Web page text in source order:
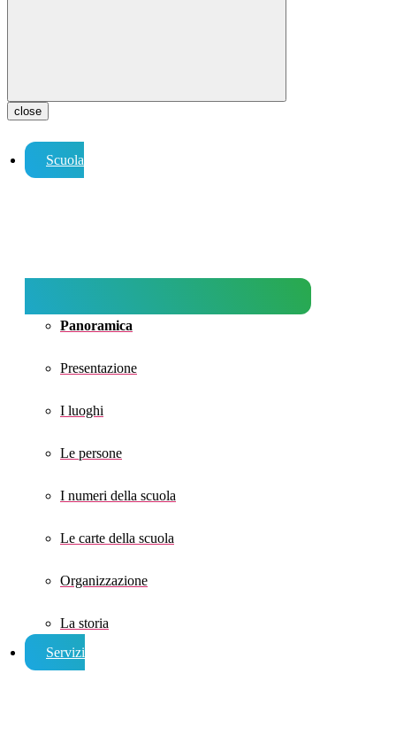
close
Scuola
Panoramica
Presentazione
I luoghi
Le persone
I numeri della scuola
Le carte della scuola
Organizzazione
La storia
Servizi